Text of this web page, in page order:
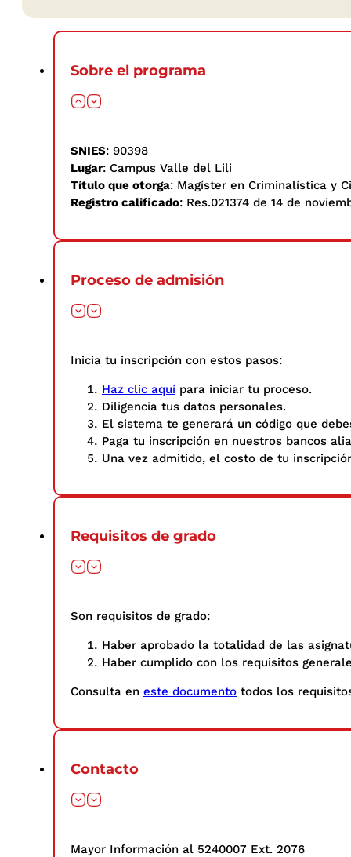
Sobre el programa
SNIES: 90398
Lugar: Campus Valle del Lili
Título que otorga: Magíster en Criminalística y
Registro calificado: Res.021374 de 14 de
Proceso de admisión
Inicia tu inscripción con estos pasos: ​
Haz clic aquí para iniciar tu proceso.
Diligencia tus datos personales.​
El sistema te generará un código que
Paga tu inscripción en nuestros bancos
Una vez admitido, el costo de tu
Requisitos de grado
Son requisitos de grado:
Haber aprobado la totalidad de las
Haber cumplido con los requisitos
Consulta en este documento todos los
Contacto
Mayor Información al 5240007 Ext. 2076